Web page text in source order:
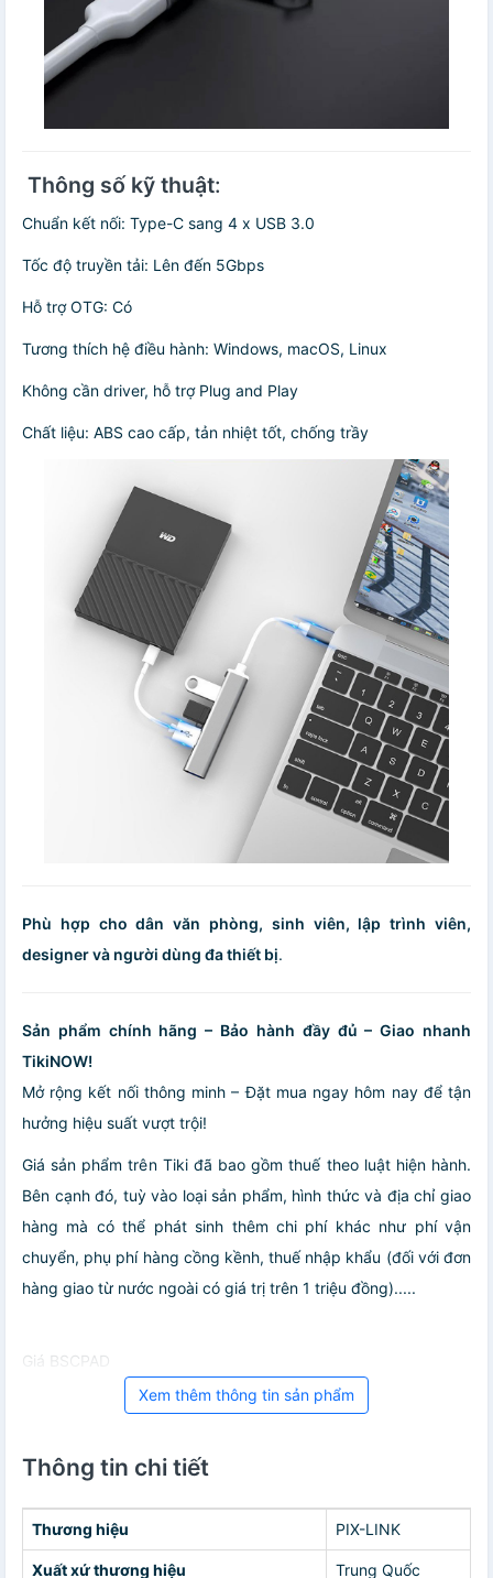
Thông số kỹ thuật:
Chuẩn kết nối: Type-C sang 4 x USB 3.0
Tốc độ truyền tải: Lên đến 5Gbps
Hỗ trợ OTG: Có
Tương thích hệ điều hành: Windows, macOS, Linux
Không cần driver, hỗ trợ Plug and Play
Chất liệu: ABS cao cấp, tản nhiệt tốt, chống trầy
Phù hợp cho dân văn phòng, sinh viên, lập trình viên,
designer và người dùng đa thiết bị.
Sản phẩm chính hãng – Bảo hành đầy đủ – Giao nhanh
TikiNOW!
Mở rộng kết nối thông minh – Đặt mua ngay hôm nay để tận
hưởng hiệu suất vượt trội!
Giá sản phẩm trên Tiki đã bao gồm thuế theo luật hiện hành.
Bên cạnh đó, tuỳ vào loại sản phẩm, hình thức và địa chỉ giao
hàng mà có thể phát sinh thêm chi phí khác như phí vận
chuyển, phụ phí hàng cồng kềnh, thuế nhập khẩu (đối với đơn
hàng giao từ nước ngoài có giá trị trên 1 triệu đồng).....
Giá BSCPAD
Xem thêm thông tin sản phẩm
Thông tin chi tiết
Thương hiệu PIX-LINK
Xuất xứ thương hiệu Trung Quốc